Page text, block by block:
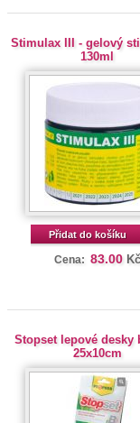
Stimulax III - gelový
130ml
Přidat do košíku
Cena: 83.00 Kč
Stopset lepové desky
25x10cm